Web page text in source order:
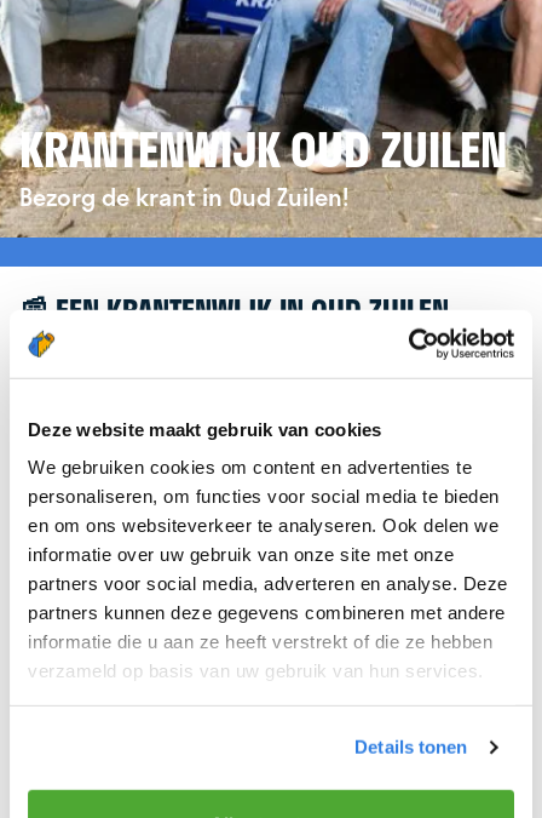
Deze website maakt gebruik van cookies
We gebruiken cookies om content en advertenties te
personaliseren, om functies voor social media te bieden
en om ons websiteverkeer te analyseren. Ook delen we
informatie over uw gebruik van onze site met onze
partners voor social media, adverteren en analyse. Deze
partners kunnen deze gegevens combineren met andere
informatie die u aan ze heeft verstrekt of die ze hebben
verzameld op basis van uw gebruik van hun services.
Details tonen
KRANTENWIJK OUD ZUILEN
Bezorg de krant in Oud Zuilen!
📰 EEN KRANTENWIJK IN OUD ZUILEN
Leuk dat je geïnteresseerd bent in een
verwijzen we je graag door naar de website van
krantenbezorgen.nl . Daar kun je je eenvoudig
aanmelden om de krant te bezorgen in Oud Zuilen.
We hopen dat je snel aan de slag kunt en wensen
je veel succes! 🚴‍♂️💨
Meld je aan als krantenbezorger!